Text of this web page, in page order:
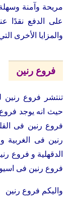
مريحة وآمنة
على الدفع نقدًا
والمزايا الأخرى
فروع رنين
تنتشر فروع رنين
حيث انه يوجد
فروع رنين فى
رنين فى
الدقهلية و فروع
فروع رنين فى
واليكم فروع رنين